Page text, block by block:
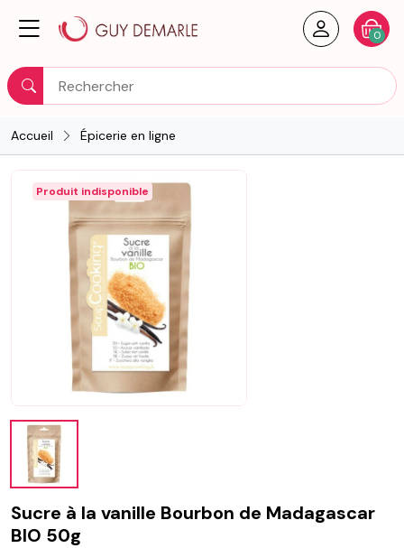
Rechercher
Créer
0
Accueil Épicerie en ligne
Produit indisponible
Sucre à la vanille Bourbon de Madagascar
BIO 50g